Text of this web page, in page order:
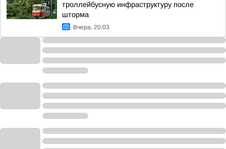
троллейбусную инфраструктуру после
шторма
Вчера, 20:03